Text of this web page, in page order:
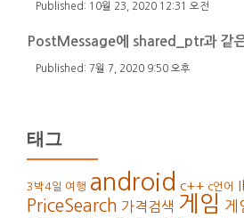
10월 23, 2020 12:31 오전
PostMessage에 shared_ptr과 같
7월 7, 2020 9:50 오후
태그
3박4일 여행 android c++ c언어
PriceSearch 가격검색 게임 게